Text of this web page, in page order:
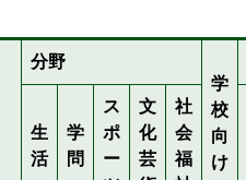
分野
学
校
向
け
生
活
学
問
ス
ポ
ー
文
化
芸
社
会
福